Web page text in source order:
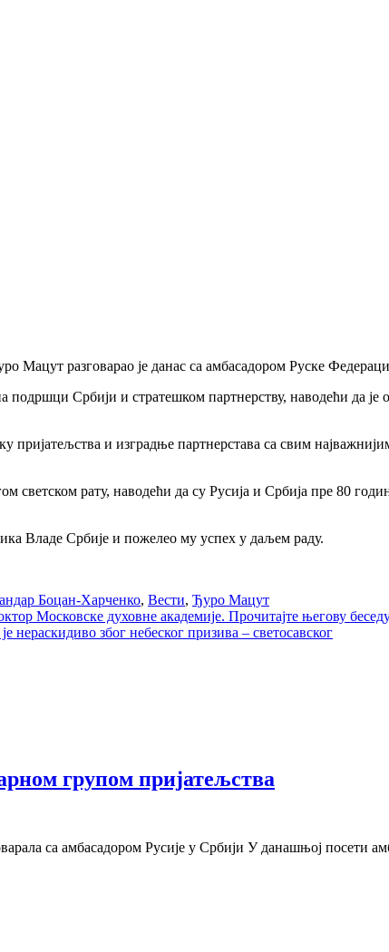
Мацут разговарао je данас са амбасадором Руске
подршци Србији и стратешком партнерству, наводећи да
пријатељства и изградње партнерстава са свим
рату, наводећи да су Русија и Србија пре 80
Владе Србије и пожелео му успех у даљем раду.
Боцан-Харченко, Вести, Ђуро Мацут
Московске духовне академије. Прочитајте његову
нераскидиво због небеског призива – светосавског
групом пријатељства
са амбасадором Русије у Србији У данашњој